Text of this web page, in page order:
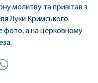
молитву та привітав з
Луки Кримського.
фото, а на церковному